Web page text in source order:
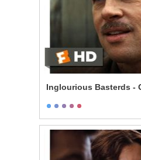
Inglourious Basterds -